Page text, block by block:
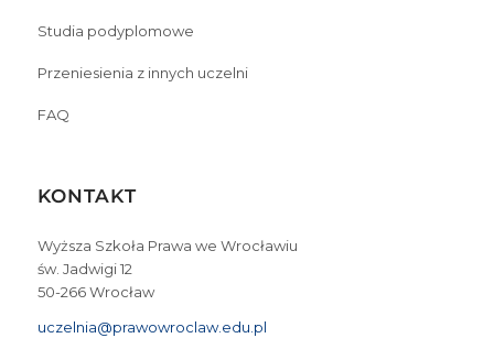
Studia podyplomowe
Przeniesienia z innych uczelni
FAQ
KONTAKT
Wyższa Szkoła Prawa we Wrocławiu
św. Jadwigi 12
50-266 Wrocław
uczelnia@prawowroclaw.edu.pl